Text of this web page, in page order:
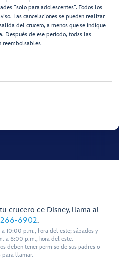
“solo para adolescentes”. Todos los
Las cancelaciones se pueden realizar
del crucero, a menos que se indique
Después de ese período, todas las
reembolsables.
crucero de Disney, llama al
6902.
10:00 p.m., hora del este; sábados y
a 8:00 p.m., hora del este.
deben tener permiso de sus padres o
para llamar.